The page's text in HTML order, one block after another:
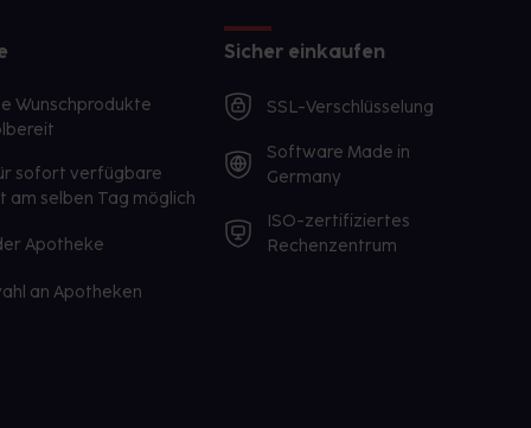
Wunschprodukte
sofort verfügbare
am selben Tag möglich
Apotheke
an Apotheken
Sicher einkaufen
SSL-Verschlüsselung
Software Made in
Germany
ISO-zertifiziertes
Rechenzentrum